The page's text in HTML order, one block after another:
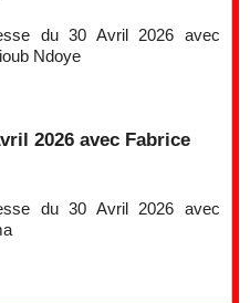
du 30 Avril 2026 avec
Ndoye
2026 avec Fabrice
du 30 Avril 2026 avec